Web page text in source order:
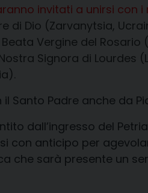
invitati a unirsi con
di Dio (Zarvanytsia,
Vergine del
Signora di Lourdes
Santo Padre anche da
dall’ingresso del
con anticipo per
che sarà presente un